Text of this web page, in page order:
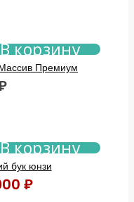
В корзину
Премиум
В корзину
бук юнзи
₽Текущая